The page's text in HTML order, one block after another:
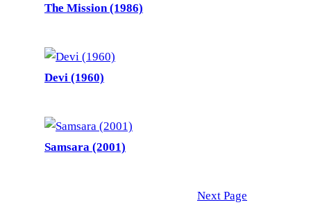
The Mission (1986)
Devi (1960)
Samsara (2001)
Next Page